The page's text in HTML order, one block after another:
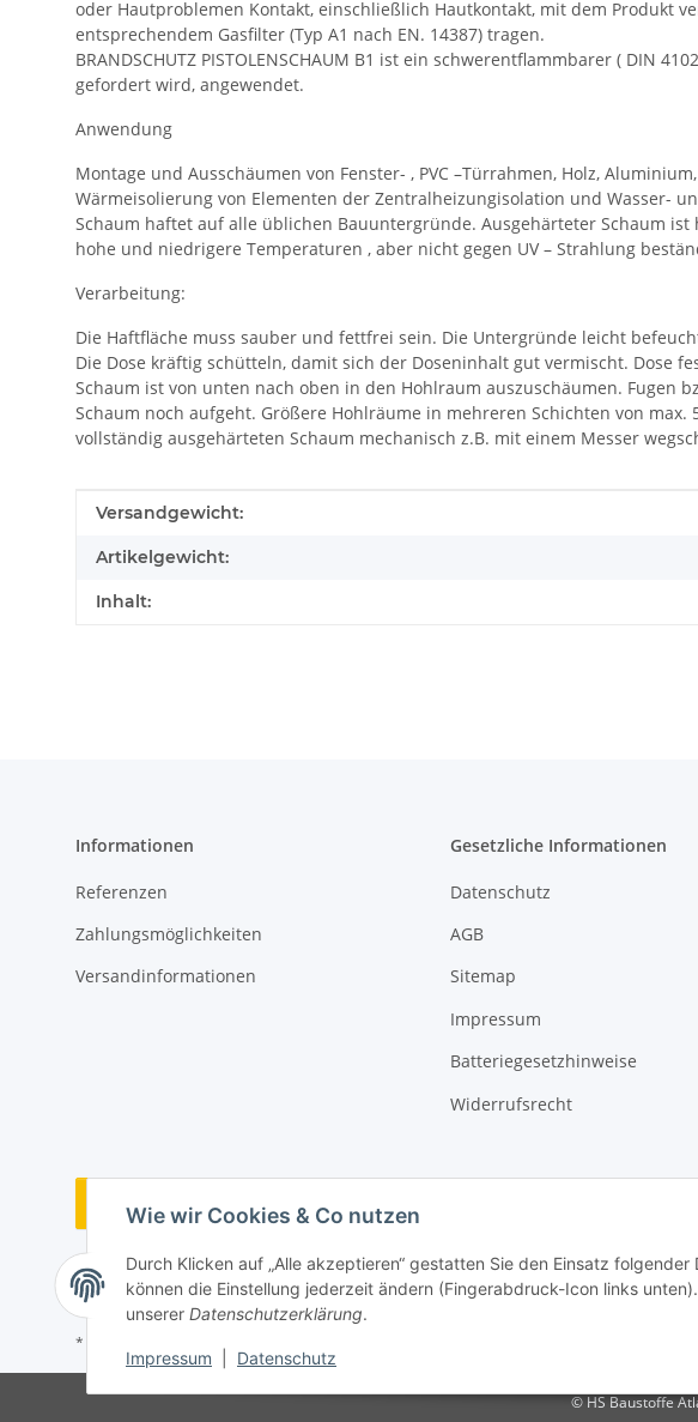
Wie wir Cookies & Co nutzen
Durch Klicken auf „Alle akzeptieren“ gestatten Sie den Einsatz
können die Einstellung jederzeit ändern (Fingerabdruck-Icon links
unserer Datenschutzerklärung.
Impressum Datenschutz
oder Hautproblemen Kontakt, einschließlich Hautkontakt, mit dem Produkt
entsprechendem Gasfilter (Typ A1 nach EN. 14387) tragen.
BRANDSCHUTZ PISTOLENSCHAUM B1 ist ein schwerentflammbarer ( DIN
gefordert wird, angewendet.
Anwendung
Montage und Ausschäumen von Fenster- , PVC –Türrahmen, Holz,
Wärmeisolierung von Elementen der Zentralheizungisolation und Wasser-
Schaum haftet auf alle üblichen Bauuntergründe. Ausgehärteter Schaum
hohe und niedrigere Temperaturen , aber nicht gegen UV – Strahlung
Verarbeitung:
Die Haftfläche muss sauber und fettfrei sein. Die Untergründe leicht
Die Dose kräftig schütteln, damit sich der Doseninhalt gut vermischt. Dose
Schaum ist von unten nach oben in den Hohlraum auszuschäumen. Fugen
Schaum noch aufgeht. Größere Hohlräume in mehreren Schichten von
vollständig ausgehärteten Schaum mechanisch z.B. mit einem Messer
Produkteigenschaft
Wert
Versandgewicht:
Artikelgewicht:
Inhalt:
Informationen
Referenzen
Zahlungsmöglichkeiten
Versandinformationen
Gesetzliche Informationen
Datenschutz
AGB
Sitemap
Impressum
Batteriegesetzhinweise
Widerrufsrecht
Vertrag widerrufen
* Alle Preise inkl. gesetzlicher USt., zzgl.
© HS Baustoffe